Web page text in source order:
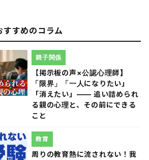
すすめのコラム
【掲示板の声×公認心理師】
「限界」「一人になりたい」
「消えたい」―― 追い詰められ
る親の心理と、その前にできる
こと
親子関係
周りの教育熱に流されない！我
教育